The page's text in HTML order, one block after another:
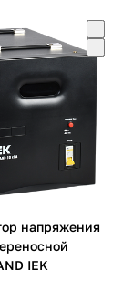
напряжения
IEK